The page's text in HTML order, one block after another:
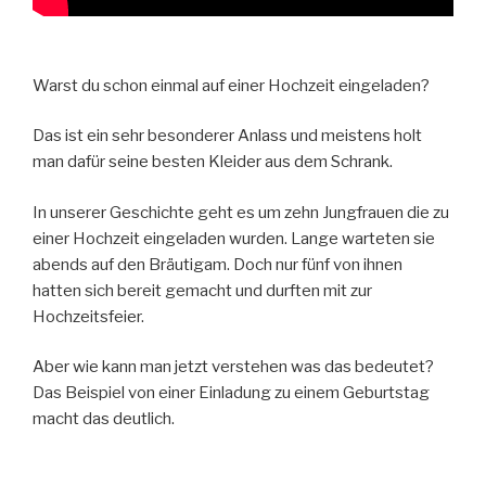
Warst du schon einmal auf einer Hochzeit eingeladen?
Das ist ein sehr besonderer Anlass und meistens holt
man dafür seine besten Kleider aus dem Schrank.
In unserer Geschichte geht es um zehn Jungfrauen die zu
einer Hochzeit eingeladen wurden. Lange warteten sie
abends auf den Bräutigam. Doch nur fünf von ihnen
hatten sich bereit gemacht und durften mit zur
Hochzeitsfeier.
Aber wie kann man jetzt verstehen was das bedeutet?
Das Beispiel von einer Einladung zu einem Geburtstag
macht das deutlich.